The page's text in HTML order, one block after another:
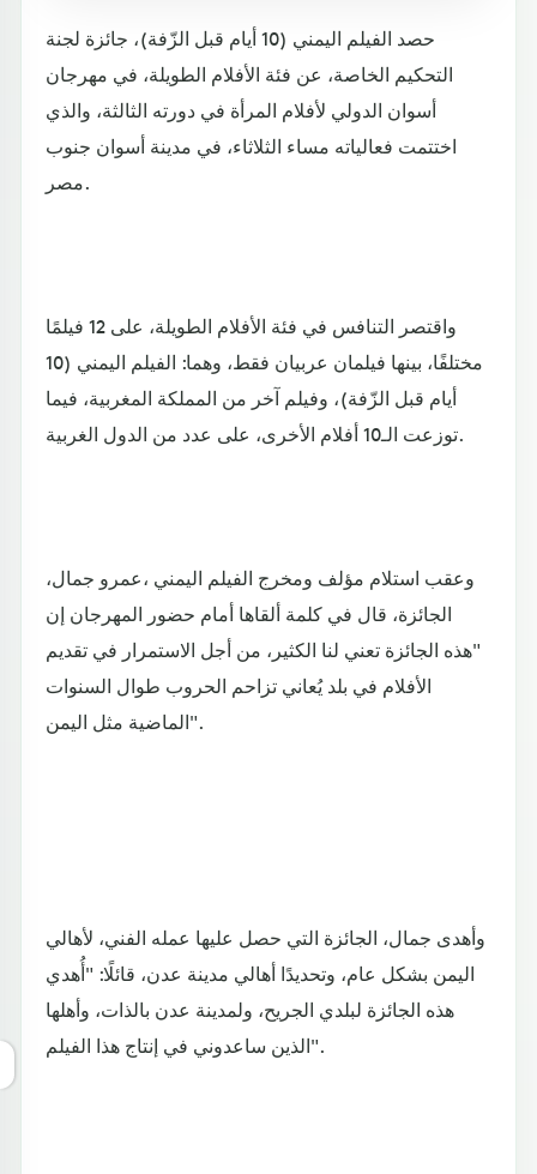
حصد الفيلم اليمني (10 أيام قبل الزّفة)، جائزة لجنة
التحكيم الخاصة، عن فئة الأفلام الطويلة، في مهرجان
أسوان الدولي لأفلام المرأة في دورته الثالثة، والذي
اختتمت فعالياته مساء الثلاثاء، في مدينة أسوان جنوب
مصر.
واقتصر التنافس في فئة الأفلام الطويلة، على 12 فيلمًا
مختلفًا، بينها فيلمان عربيان فقط، وهما: الفيلم اليمني (10
أيام قبل الزّفة)، وفيلم آخر من المملكة المغربية، فيما
توزعت الـ10 أفلام الأخرى، على عدد من الدول الغربية.
وعقب استلام مؤلف ومخرج الفيلم اليمني ،عمرو جمال،
الجائزة، قال في كلمة ألقاها أمام حضور المهرجان إن
"هذه الجائزة تعني لنا الكثير، من أجل الاستمرار في تقديم
الأفلام في بلد يُعاني تزاحم الحروب طوال السنوات
الماضية مثل اليمن".
وأهدى جمال، الجائزة التي حصل عليها عمله الفني، لأهالي
اليمن بشكل عام، وتحديدًا أهالي مدينة عدن، قائلًا: "أُهدي
هذه الجائزة لبلدي الجريح، ولمدينة عدن بالذات، وأهلها
الذين ساعدوني في إنتاج هذا الفيلم".